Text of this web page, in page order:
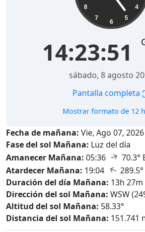
4
5
6
7
8
14:23:52
sábado, 8 agosto
Pantalla completa
Mostrar formato de 12
Fecha de mañana: Vie, Ago 07, 2026
Fase del sol Mañana: Luz del día
Amanecer Mañana: 05:36 ↑ 70.3°
Atardecer Mañana: 19:04 ↑
Duración del día Mañana: 13h 27m
Dirección del sol Mañana: WSW
Altitud del sol Mañana: 58.33°
Distancia del sol Mañana: 151.741